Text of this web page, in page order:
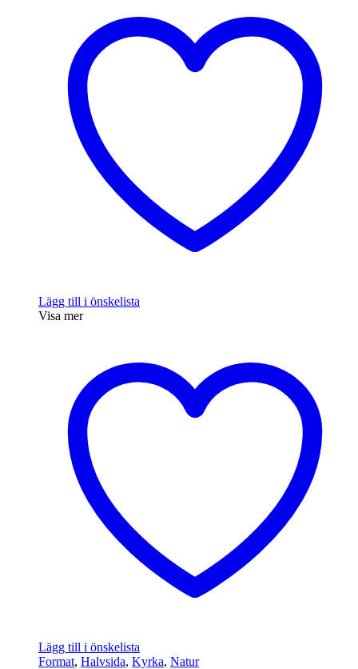
Lägg till i önskelista
Visa mer
Lägg till i önskelista
Format, Halvsida, Kyrka, Natur